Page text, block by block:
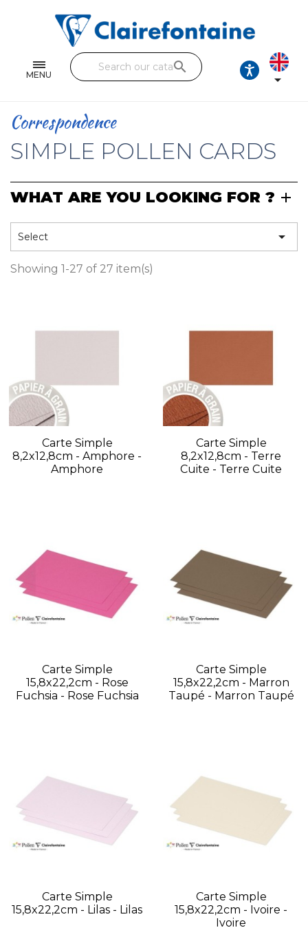
MENU
Single and double sheets
Fine arts
Handicraft
Pencil cases & Leather goods
FIND OUR COLLECTIONS
search

Correspondence
SIMPLE POLLEN CARDS
WHAT ARE YOU LOOKING FOR ?
Select 
Showing 1-27 of 27 item(s)
Carte Simple
8,2x12,8cm - Amphore -
Amphore
Carte Simple
8,2x12,8cm - Terre
Cuite - Terre Cuite
Carte Simple
15,8x22,2cm - Rose
Fuchsia - Rose Fuchsia
Carte Simple
15,8x22,2cm - Marron
Taupé - Marron Taupé
Carte Simple
15,8x22,2cm - Lilas - Lilas
Carte Simple
15,8x22,2cm - Ivoire -
Ivoire